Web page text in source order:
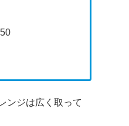
ンジは広く取って